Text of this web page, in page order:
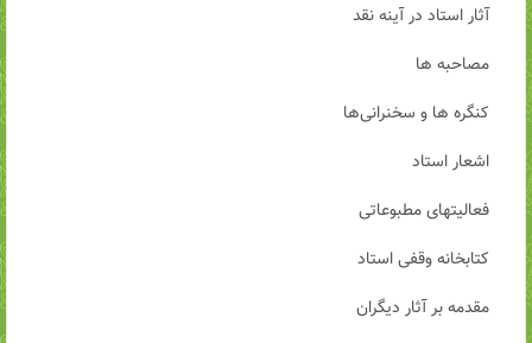
آثار استاد در آینه نقد
مصاحبه ها
کنگره ها و سخنرانی‌ها
اشعار استاد
فعالیتهای مطبوعاتی
کتابخانه وقفی استاد
مقدمه بر آثار دیگران